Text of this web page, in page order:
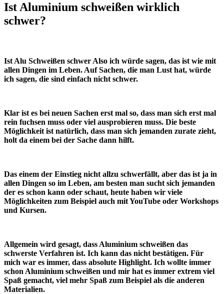
Ist Aluminium schweißen wirklich
schwer?
Ist Alu Schweißen schwer Also ich würde sagen, das ist wie mit
allen Dingen im Leben. Auf Sachen, die man Lust hat, würde
ich sagen, die sind einfach nicht schwer.
Klar ist es bei neuen Sachen erst mal so, dass man sich erst mal
rein fuchsen muss oder viel ausprobieren muss. Die beste
Möglichkeit ist natürlich, dass man sich jemanden zurate zieht,
holt da einem bei der Sache dann hilft.
Das einem der Einstieg nicht allzu schwerfällt, aber das ist ja in
allen Dingen so im Leben, am besten man sucht sich jemanden
der es schon kann oder schaut, heute haben wir viele
Möglichkeiten zum Beispiel auch mit YouTube oder Workshops
und Kursen.
Allgemein wird gesagt, dass Aluminium schweißen das
schwerste Verfahren ist. Ich kann das nicht bestätigen. Für
mich war es immer, dass absolute Highlight. Ich wollte immer
schon Aluminium schweißen und mir hat es immer extrem viel
Spaß gemacht, viel mehr Spaß zum Beispiel als die anderen
Materialien.